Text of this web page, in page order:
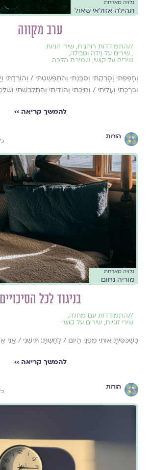
גלויה מארחת
תהילה אזולאי שאול
ערב מקווה
//התמודדות רוחנית, שירי זוגיות
, שירים על נידה וטבילה,
שירים על קושי, שמירת הלכה
וְחָפַפְתִּי וְסָרַקְתִּי וְסִבַּנְתִּי וְהִתְפַּשַּׁטְתִּי / וְהוֹרַדְתִּי
וּבִרְכָתִי וְעָלִיתִי / וְחִיַּכְתִּי וְהוֹדֵיתִי וְהִתְלַבַּשְׁתִּי
להמשך קריאה ››
הורות
גלויה מארחת
מוריה נחום
בניגוד לכל הסיכויים
//התמודדות עם מחלה,
שירי זוגיות, שירים על קושי
כְּשֶׁכִּסִּיתָ אוֹתִי מִפְּנֵי הַיּוֹם / לָחַשְׁתָּ: תִּישְׁנִי / אֲנִי
להמשך קריאה ››
הורות